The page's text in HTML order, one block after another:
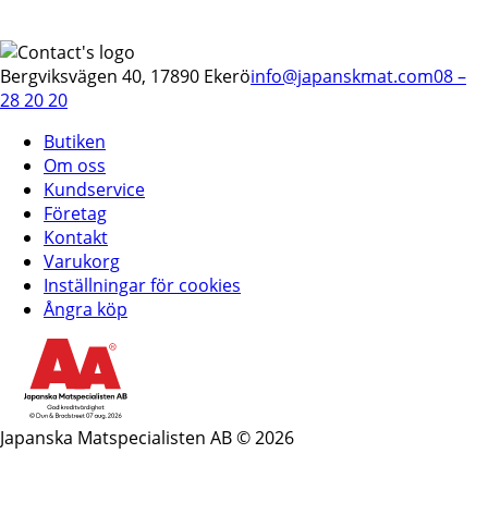
Bergviksvägen 40, 17890 Ekeröinfo@japanskmat.com08 –
28 20 20
Butiken
Om oss
Kundservice
Företag
Kontakt
Varukorg
Inställningar för cookies
Ångra köp
Japanska Matspecialisten AB © 2026